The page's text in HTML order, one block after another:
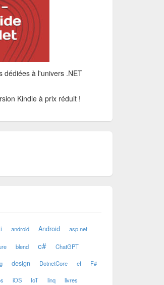
dédiées à l'univers .NET
Kindle à prix réduit !
android Android asp.net
blend c# ChatGPT
design DotnetCore ef F#
iOS IoT linq livres